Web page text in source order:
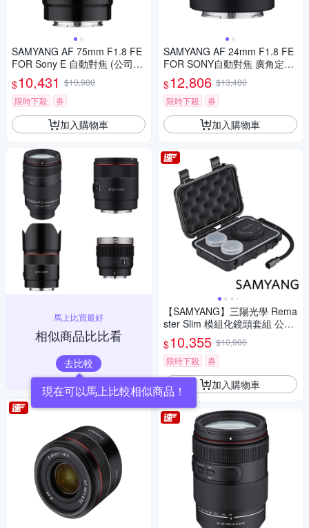
SAMYANG AF 75mm F1.8 FE
FOR Sony E 自動對焦 (公司
貨)
$10,431 $10,980
限時下殺
券
加入購物車
馬上比買最好
相似商品比比看
去比較
現在可以馬上比較相似商品！
SAMYANG AF 24mm F1.8 FE
FOR SONY自動對焦 廣角定焦
鏡頭 (公司貨)
$12,806 $13,480
限時下殺
券
加入購物車
【SAMYANG】三陽光學 Rema
ster Slim 模組化鏡頭套組 公司
貨
$10,355 $10,900
限時下殺
券
加入購物車